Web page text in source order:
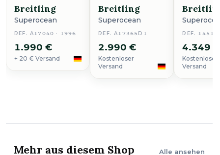
Breitling
Superocean
REF. A17040 · 1996
1.990 €
+ 20 € Versand
Breitling
Superocean
REF. A17365D1
2.990 €
Kostenloser
Versand
REF. 14512
4.349 €
Kostenloser
Versand
Mehr aus diesem Shop Alle ansehen